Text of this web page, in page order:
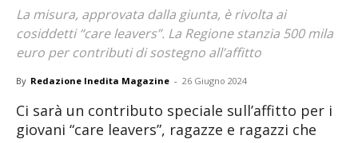
La misura, approvata dalla giunta, è rivolta ai
cosiddetti “care leavers”. La Regione stanzia 500 mila
euro per contributi di sostegno all’affitto
By Redazione Inedita Magazine - 26 Giugno 2024
Ci sarà un contributo speciale sull’affitto per i
giovani “care leavers”, ragazze e ragazzi che